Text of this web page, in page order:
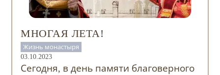
МНОГАЯ ЛЕТА!
Жизнь монастыря
03.10.2023
Сегодня, в день памяти благоверного